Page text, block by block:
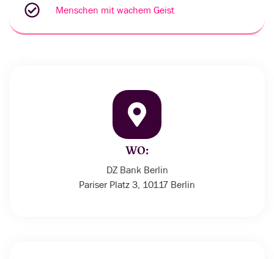
Menschen mit wachem Geist
WO:
DZ Bank Berlin
Pariser Platz 3, 10117 Berlin